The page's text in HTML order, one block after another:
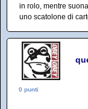
in rolo, mentre
uno scatolone di
0 punti